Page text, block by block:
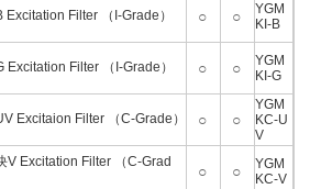
Filter （I-Grade） ○ ○
YGM
KI-B
Excitation Filter （I-Grade） ○ ○
YGM
KI-G
Excitaion Filter （C-Grade） ○ ○
YGM
KC-U
V
V Excitation Filter （C-Grad
○ ○
YGM
KC-V